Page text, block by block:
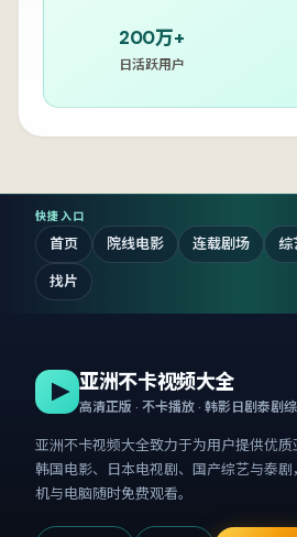
200万+
日活跃用户
快捷入口
首页 院线电影 连载剧场 综
找片
亚洲不卡视频大全
高清正版 · 不卡播放 · 韩影日剧泰剧
亚洲不卡视频大全致力于为用户提供优
韩国电影、日本电视剧、国产综艺与泰
机与电脑随时免费观看。